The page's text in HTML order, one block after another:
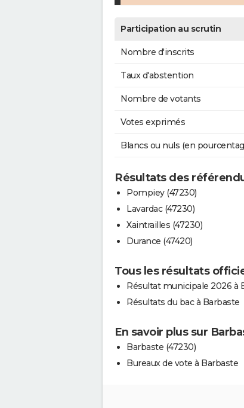
Participation au scrutin
Nombre d'inscrits
Taux d'abstention
Nombre de votants
Votes exprimés
Blancs ou nuls (en
Résultats des
Pompiey (47230)
Lavardac (47230)
Xaintrailles (47230)
Durance (47420)
Tous les résultats
Résultat municipale 2026 à
Résultats du bac à Barbaste
En savoir plus sur
Barbaste (47230)
Bureaux de vote à Barbaste